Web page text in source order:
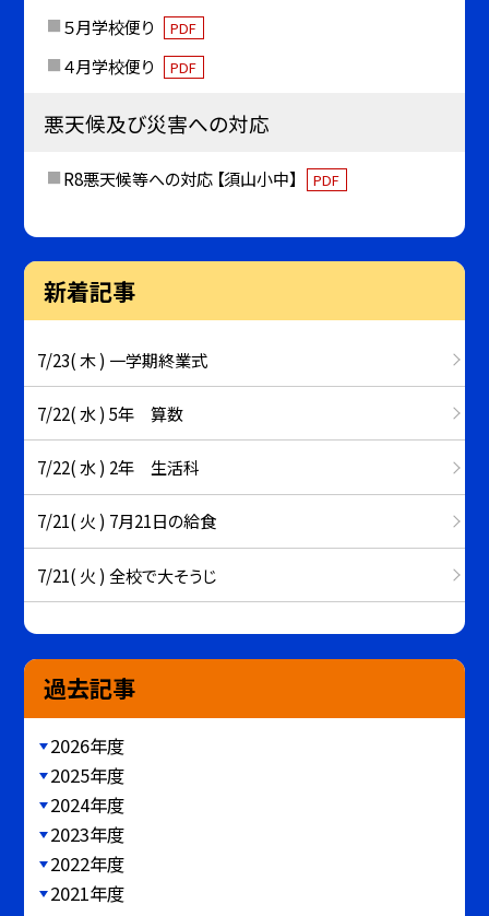
５月学校便り
PDF
４月学校便り PDF
悪天候及び災害への対応
R8悪天候等への対応 【須山小中】 PDF
新着記事
7/23( 木 ) 一学期終業式
7/22( 水 ) 5年 算数
7/22( 水 ) 2年 生活科
7/21( 火 ) 7月21日の給食
7/21( 火 ) 全校で大そうじ
過去記事
2026年度
2025年度
2024年度
2023年度
2022年度
2021年度